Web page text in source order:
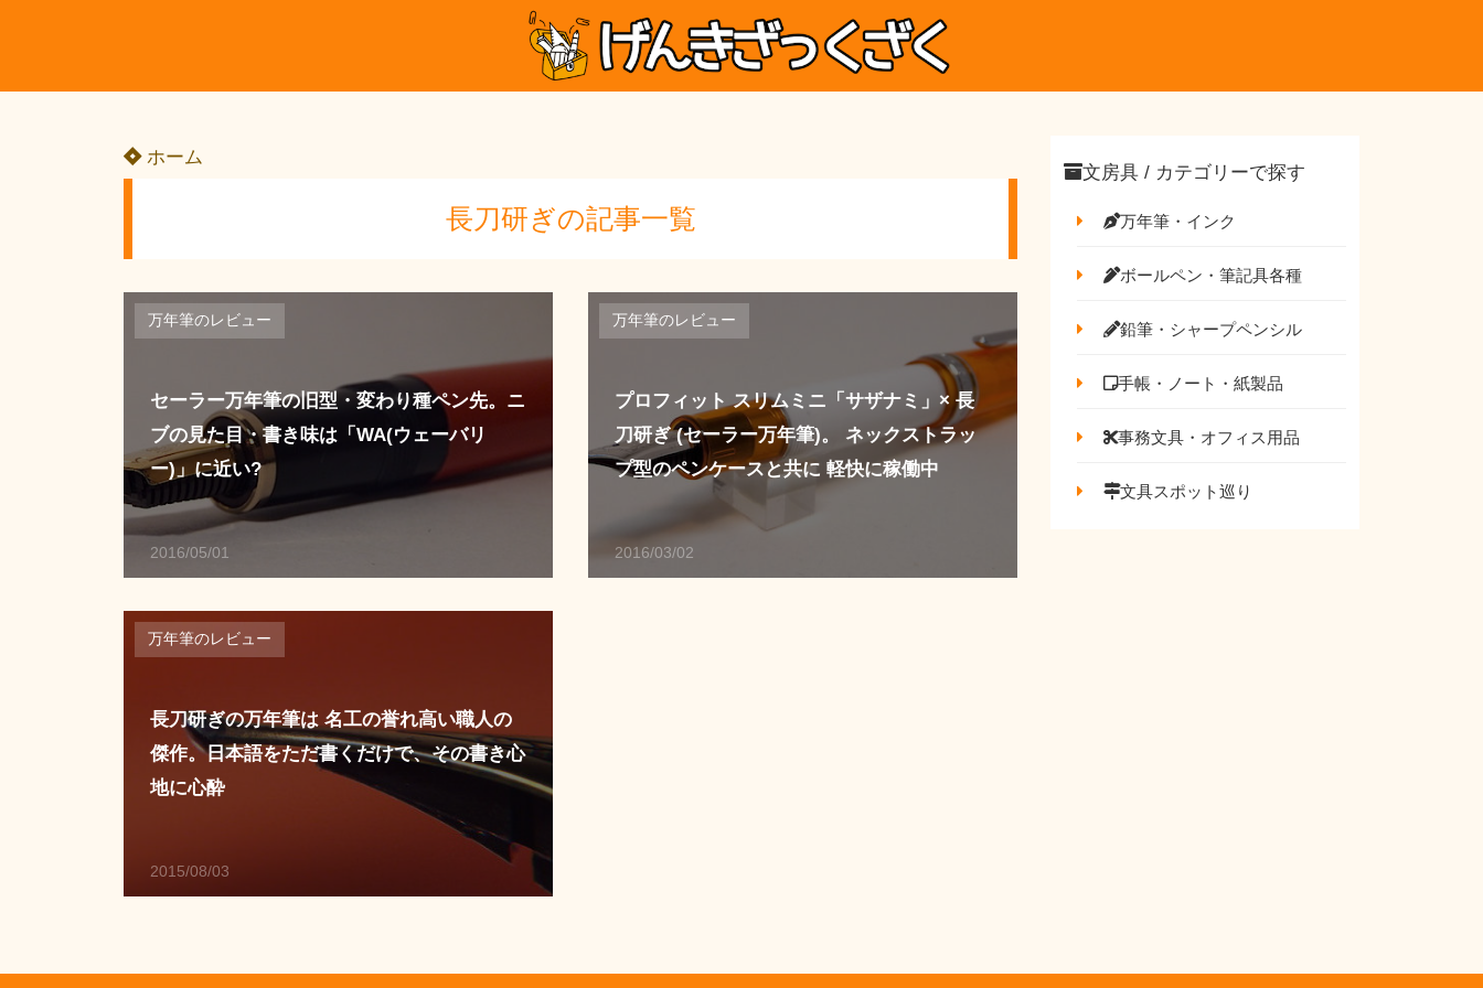
ホーム
長刀研ぎの記事一覧
万年筆のレビュー
2016/05/01
セーラー万年筆の旧型・変わり種ペン先。ニ
ブの見た目・書き味は「WA(ウェーバリ
ー)」に近い?
万年筆のレビュー
2016/03/02
プロフィット スリムミニ「サザナミ」× 長
刀研ぎ (セーラー万年筆)。 ネックストラッ
プ型のペンケースと共に 軽快に稼働中
万年筆のレビュー
2015/08/03
長刀研ぎの万年筆は 名工の誉れ高い職人の
傑作。日本語をただ書くだけで、その書き心
地に心酔
文房具 / カテゴリーで探す
万年筆・インク
ボールペン・筆記具各種
鉛筆・シャープペンシル
手帳・ノート・紙製品
事務文具・オフィス用品
文具スポット巡り